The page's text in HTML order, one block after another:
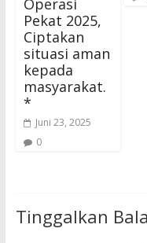
Operasi
Pekat 2025,
Ciptakan
situasi aman
kepada
masyarakat.
*
Juni 23, 2025
0
Tinggalkan